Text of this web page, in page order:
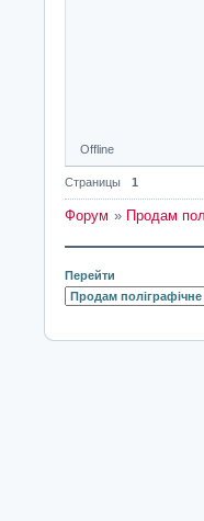
Offline
Страницы 1
Форум » Продам
Перейти